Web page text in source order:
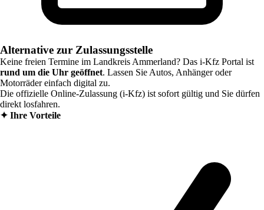
Alternative zur Zulassungsstelle
Keine freien Termine im Landkreis Ammerland? Das i-Kfz Portal ist
rund um die Uhr geöffnet. Lassen Sie Autos, Anhänger oder
Motorräder einfach digital zu.
Die offizielle Online-Zulassung (i-Kfz) ist sofort gültig und Sie dürfen
direkt losfahren.
✦ Ihre Vorteile